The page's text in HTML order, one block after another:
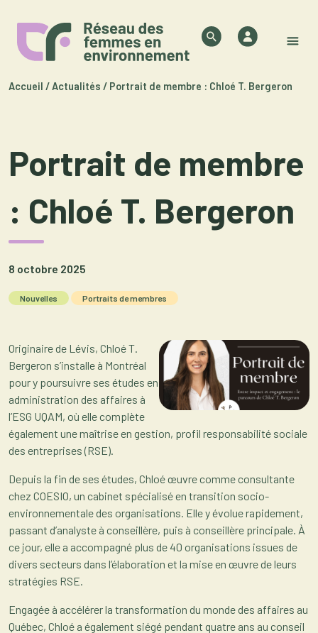
Accueil /Actualités / Portrait de membre : Chloé T. Bergeron
Portrait de membre
: Chloé T. Bergeron
8 octobre 2025
Nouvelles Portraits de membres
Originaire de Lévis, Chloé T.
Bergeron s’installe à Montréal
pour y poursuivre ses études en
administration des affaires à
l’ESG UQAM, où elle complète
également une maîtrise en gestion, profil responsabilité sociale
des entreprises (RSE).
Depuis la fin de ses études, Chloé œuvre comme consultante
chez COESIO, un cabinet spécialisé en transition socio-
environnementale des organisations. Elle y évolue rapidement,
passant d’analyste à conseillère, puis à conseillère principale. À
ce jour, elle a accompagné plus de 40 organisations issues de
divers secteurs dans l’élaboration et la mise en œuvre de leurs
stratégies RSE.
Engagée à accélérer la transformation du monde des affaires au
Québec, Chloé a également siégé pendant quatre ans au conseil